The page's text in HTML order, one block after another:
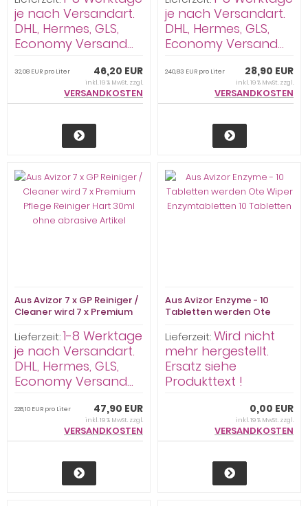
je nach Versandart.
DHL, Hermes, GLS,
Economy Versand...
46,20 EUR
32,08 EUR pro Liter
inkl. 19 % MwSt. zzgl.
VERSANDKOSTEN
je nach Versandart.
DHL, Hermes, GLS,
Economy Versand...
28,90 EUR
240,83 EUR pro Liter
inkl. 19 % MwSt. zzgl.
VERSANDKOSTEN
Aus Avizor 7 x GP Reiniger /
Cleaner wird 7 x Premium
ohne abrasive Artikel
Lieferzeit:1-8 Werktage
je nach Versandart.
DHL, Hermes, GLS,
Economy Versand...
47,90 EUR
228,10 EUR pro Liter
inkl. 19 % MwSt. zzgl.
VERSANDKOSTEN
Aus Avizor Enzyme - 10
Tabletten werden Ote
Tabletten
Lieferzeit:Wird nicht
mehr hergestellt.
Ersatz siehe
Produkttext !
0,00 EUR
inkl. 19 % MwSt. zzgl.
VERSANDKOSTEN